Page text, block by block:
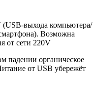
(USB-выхода компьютера/
Возможна
от сети 220V
падении органическое
от USB убережёт